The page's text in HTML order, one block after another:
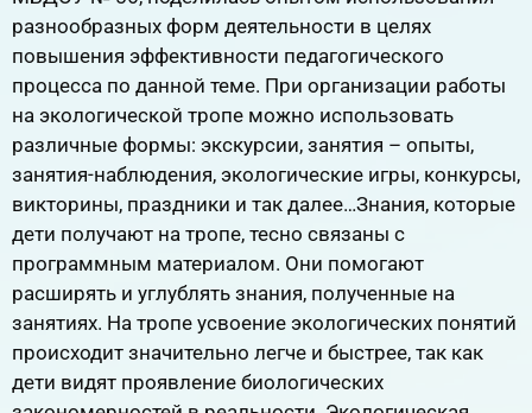
разнообразных форм деятельности в целях
повышения эффективности педагогического
процесса по данной теме. При организации работы
на экологической тропе можно использовать
различные формы: экскурсии, занятия – опыты,
занятия-наблюдения, экологические игры, конкурсы,
викторины, праздники и так далее…Знания, которые
дети получают на тропе, тесно связаны с
программным материалом. Они помогают
расширять и углублять знания, полученные на
занятиях. На тропе усвоение экологических понятий
происходит значительно легче и быстрее, так как
дети видят проявление биологических